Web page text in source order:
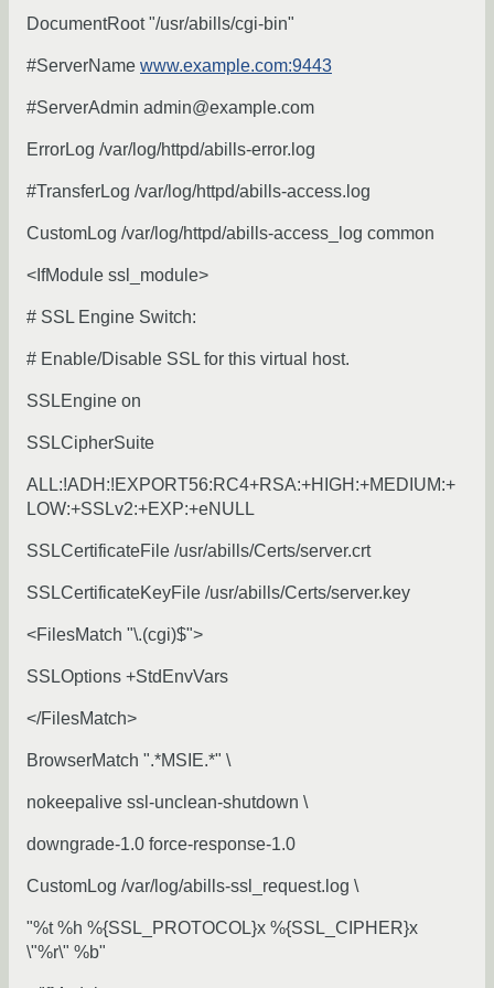
DocumentRoot "/usr/abills/cgi-bin"
#ServerName www.example.com:9443
#ServerAdmin admin@example.com
ErrorLog /var/log/httpd/abills-error.log
#TransferLog /var/log/httpd/abills-access.log
CustomLog /var/log/httpd/abills-access_log common
<IfModule ssl_module>
# SSL Engine Switch:
# Enable/Disable SSL for this virtual host.
SSLEngine on
SSLCipherSuite
ALL:!ADH:!EXPORT56:RC4+RSA:+HIGH:+MEDIUM:+
LOW:+SSLv2:+EXP:+eNULL
SSLCertificateFile /usr/abills/Certs/server.crt
SSLCertificateKeyFile /usr/abills/Certs/server.key
<FilesMatch "\.(cgi)$">
SSLOptions +StdEnvVars
</FilesMatch>
BrowserMatch ".*MSIE.*" \
nokeepalive ssl-unclean-shutdown \
downgrade-1.0 force-response-1.0
CustomLog /var/log/abills-ssl_request.log \
"%t %h %{SSL_PROTOCOL}x %{SSL_CIPHER}x
\"%r\" %b"